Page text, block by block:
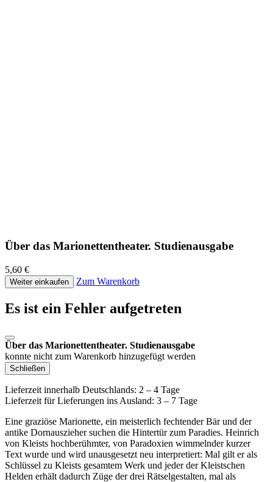
Über das Marionettentheater. Studienausgabe
5,60 €
Weiter einkaufen Zum Warenkorb
Es ist ein Fehler aufgetreten
Über das Marionettentheater. Studienausgabe
konnte nicht zum Warenkorb hinzugefügt werden
Schließen
Lieferzeit innerhalb Deutschlands: 2 – 4 Tage
Lieferzeit für Lieferungen ins Ausland: 3 – 7 Tage
Eine graziöse Marionette, ein meisterlich fechtender Bär und der
antike Dornauszieher suchen die Hintertür zum Paradies. Heinrich
von Kleists hochberühmter, von Paradoxien wimmelnder kurzer
Text wurde und wird unausgesetzt neu interpretiert: Mal gilt er als
Schlüssel zu Kleists gesamtem Werk und jeder der Kleistschen
Helden erhält dadurch Züge der drei Rätselgestalten, mal als